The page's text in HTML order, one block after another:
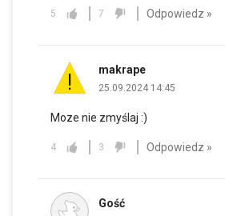
5 7 Odpowiedz »
makrape
25.09.2024 14:45
Moze nie zmyślaj :)
4 3 Odpowiedz »
Gość